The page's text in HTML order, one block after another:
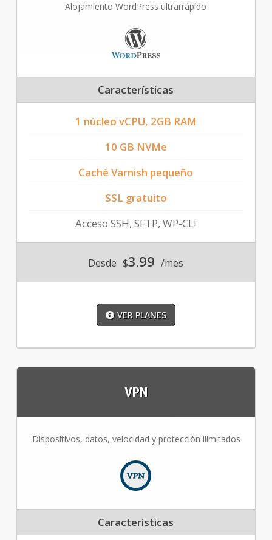
Alojamiento WordPress ultrarrápido
Características
1 núcleo vCPU, 2GB RAM
10 GB NVMe
Caché Varnish pequeño
SSL gratuito
Acceso SSH, SFTP, WP-CLI
Desde $3.99 /mes
VER PLANES
VPN
Dispositivos, datos, velocidad y protección ilimitados
Características